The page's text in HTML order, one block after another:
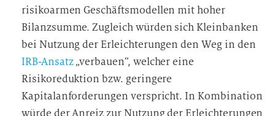
risikoarmen Geschäftsmodellen mit hoher
Bilanzsumme. Zugleich würden sich Kleinbanken
bei Nutzung der Erleichterungen den Weg in den
IRB-Ansatz„verbauen“, welcher eine
Risikoreduktion bzw. geringere
Kapitalanforderungen verspricht. In Kombination
würde der Anreiz zur Nutzung der Erleichterungen